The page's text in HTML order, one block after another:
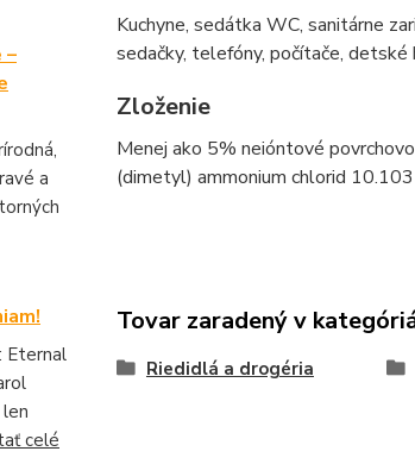
–
a
Eternal
celé
Kuchyne, sedátka WC, sanitárne
sedačky, telefóny, počítače, detské
Zloženie
Menej ako 5% neióntové
(dimetyl) ammonium chlorid
Tovar zaradený v
Riedidlá a drogéria